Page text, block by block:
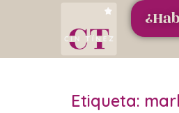
Etiqueta: